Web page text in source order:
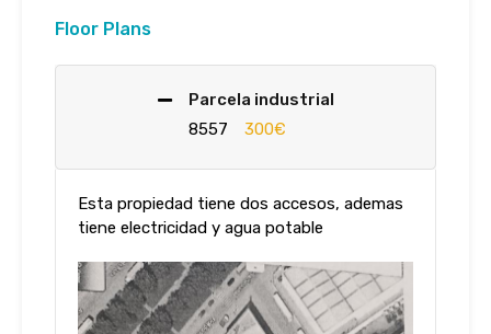
Floor Plans
Parcela industrial
8557
300€
Esta propiedad tiene dos accesos, ademas
tiene electricidad y agua potable